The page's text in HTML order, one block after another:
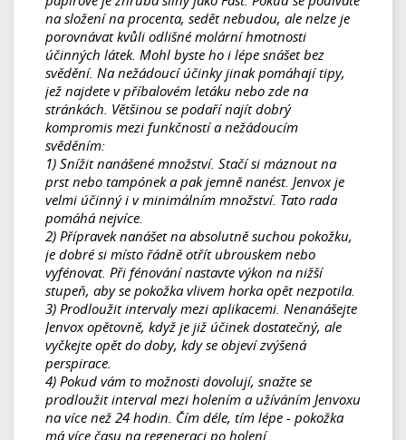
na složení na procenta, sedět nebudou, ale nelze je
porovnávat kvůli odlišné molární hmotnosti
účinných látek. Mohl byste ho i lépe snášet bez
svědění. Na nežádoucí účinky jinak pomáhají tipy,
jež najdete v příbalovém letáku nebo zde na
stránkách. Většinou se podaří najít dobrý
kompromis mezi funkčností a nežádoucím
svěděním:
1) Snížit nanášené množství. Stačí si máznout na
prst nebo tampónek a pak jemně nanést. Jenvox je
velmi účinný i v minimálním množství. Tato rada
pomáhá nejvíce.
2) Přípravek nanášet na absolutně suchou pokožku,
je dobré si místo řádně otřít ubrouskem nebo
vyfénovat. Při fénování nastavte výkon na nižší
stupeň, aby se pokožka vlivem horka opět nezpotila.
3) Prodloužit intervaly mezi aplikacemi. Nenanášejte
Jenvox opětovně, když je již účinek dostatečný, ale
vyčkejte opět do doby, kdy se objeví zvýšená
perspirace.
4) Pokud vám to možnosti dovolují, snažte se
prodloužit interval mezi holením a užíváním Jenvoxu
na více než 24 hodin. Čím déle, tím lépe - pokožka
má více času na regeneraci po holení.